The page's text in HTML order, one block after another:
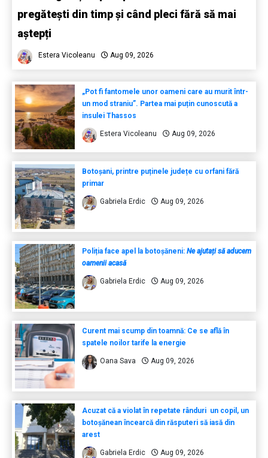
pregătești din timp și când pleci fără să mai
aștepți
Estera Vicoleanu Aug 09, 2026
„Pot fi fantomele unor oameni care au murit într-
un mod straniu”. Partea mai puțin cunoscută a
insulei Thassos
Estera Vicoleanu Aug 09, 2026
Botoșani, printre puținele județe cu orfani fără
primar
Gabriela Erdic Aug 09, 2026
Poliția face apel la botoșăneni: Ne ajutați să aducem
oamenii acasă
Gabriela Erdic Aug 09, 2026
Curent mai scump din toamnă: Ce se află în
spatele noilor tarife la energie
Oana Sava Aug 09, 2026
Acuzat că a violat în repetate rânduri un copil, un
botoșănean încearcă din răsputeri să iasă din
arest
Gabriela Erdic Aug 09, 2026